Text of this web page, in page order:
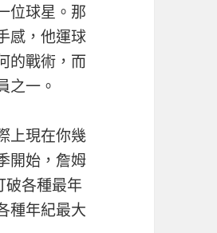
位球星。那
感，他運球
的戰術，而
之一。
上現在你幾
開始，詹姆
破各種最年
種年紀最大